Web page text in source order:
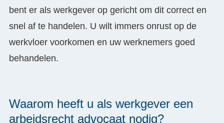
bent er als werkgever op gericht om dit correct en
snel af te handelen. U wilt immers onrust op de
werkvloer voorkomen en uw werknemers goed
behandelen.
Waarom heeft u als werkgever een
arbeidsrecht advocaat nodig?